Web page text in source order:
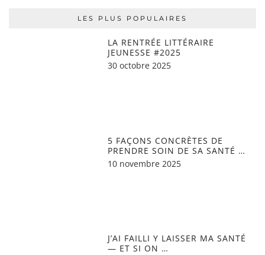
LES PLUS POPULAIRES
LA RENTRÉE LITTÉRAIRE
JEUNESSE #2025
30 octobre 2025
5 FAÇONS CONCRÈTES DE
PRENDRE SOIN DE SA SANTÉ …
10 novembre 2025
J’AI FAILLI Y LAISSER MA SANTÉ
— ET SI ON …